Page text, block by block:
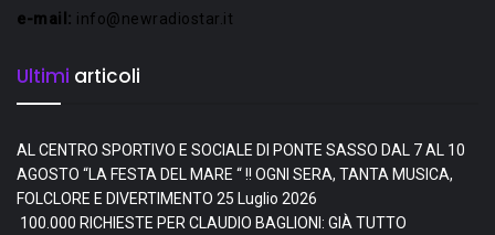
e-mail: info@newradiostar.it
Ultimi articoli
AL CENTRO SPORTIVO E SOCIALE DI PONTE SASSO DAL 7 AL 10
AGOSTO “LA FESTA DEL MARE “ !! OGNI SERA, TANTA MUSICA,
FOLCLORE E DIVERTIMENTO 25 Luglio 2026
100.000 RICHIESTE PER CLAUDIO BAGLIONI: GIÀ TUTTO